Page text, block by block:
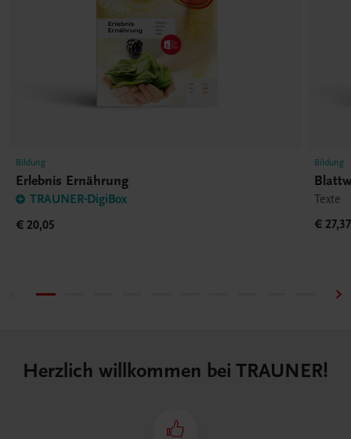
Bildung
Erlebnis Ernährung
TRAUNER-DigiBox
€ 20,05
Bildung
Texte
€ 27,37
Herzlich willkommen bei TRAUNER!